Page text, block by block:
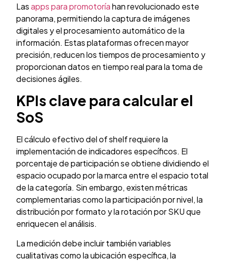
Lasapps para promotoríahan revolucionado este
panorama, permitiendo la captura de imágenes
digitales y el procesamiento automático de la
información. Estas plataformas ofrecen mayor
precisión, reducen los tiempos de procesamiento y
proporcionan datos en tiempo real para la toma de
decisiones ágiles.
KPIs clave para calcular el
SoS
El cálculo efectivo del of shelf requiere la
implementación de indicadores específicos. El
porcentaje de participación se obtiene dividiendo el
espacio ocupado por la marca entre el espacio total
de la categoría. Sin embargo, existen métricas
complementarias como la participación por nivel, la
distribución por formato y la rotación por SKU que
enriquecen el análisis.
La medición debe incluir también variables
cualitativas como la ubicación específica, la